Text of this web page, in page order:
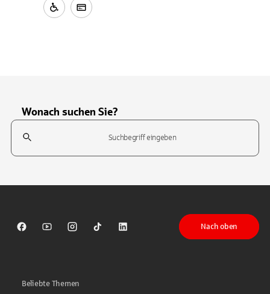
Wonach suchen Sie?
Suchfeld
Sparkasse auf Facebook
Sparkasse auf Youtube
Sparkasse auf Instagram
Sparkasse auf TikTok
Sparkasse auf LinkedIn
Nach oben
Beliebte Themen